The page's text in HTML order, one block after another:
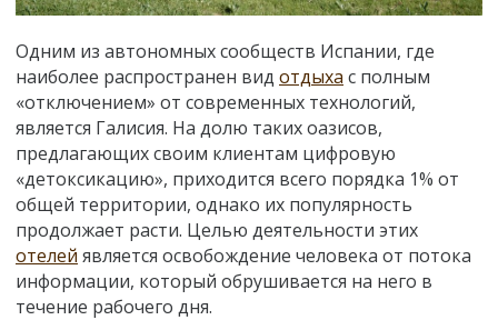
Одним из автономных сообществ Испании, где
наиболее распространен вид отдыха с полным
«отключением» от современных технологий,
является Галисия. На долю таких оазисов,
предлагающих своим клиентам цифровую
«детоксикацию», приходится всего порядка 1% от
общей территории, однако их популярность
продолжает расти. Целью деятельности этих
отелей является освобождение человека от потока
информации, который обрушивается на него в
течение рабочего дня.